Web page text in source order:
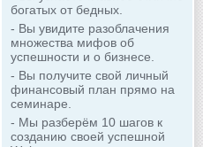
богатых от бедных.
- Вы увидите разоблачения
множества мифов об
успешности и о бизнесе.
- Вы получите свой личный
финансовый план прямо на
семинаре.
- Мы разберём 10 шагов к
созданию своей успешной